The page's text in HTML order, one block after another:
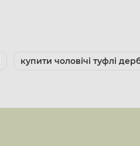
купити чоловічі туфлі